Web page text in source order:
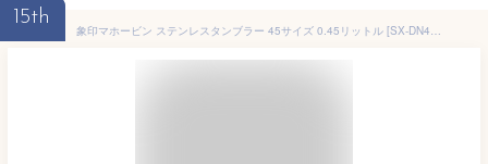
15th
象印マホービン ステンレスタンブラー 45サイズ 0.45リットル [SX-DN45-NC]クリアカッパー【送料無料※沖縄・離島は配送不可】サステナブル SDGs ビール アイスコーヒー ハイボール ウイスキー 焼酎 保冷 保温 広口 ギフト 結露しにくい 熱くなりにくい 洗いやすい